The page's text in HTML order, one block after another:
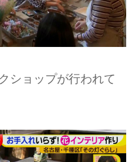
ショップが行われて